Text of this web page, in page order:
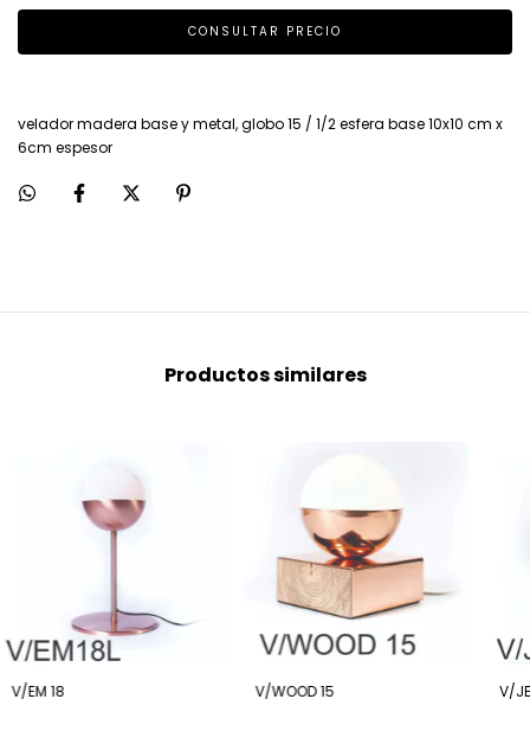
velador madera base y metal, globo 15 / 1/2 esfera base 10x10 cm x
6cm espesor
Productos similares
V/EM 18 V/WOOD 15 V/